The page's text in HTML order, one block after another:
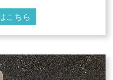
こちら